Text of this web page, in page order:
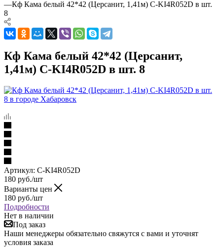
—Кф Кама белый 42*42 (Церсанит, 1,41м) С-KI4R052D в шт.
8
Кф Кама белый 42*42 (Церсанит,
1,41м) С-KI4R052D в шт. 8
Артикул: С-KI4R052D
180 руб./шт
Варианты цен
180 руб./шт
Подробности
Нет в наличии
Под заказ
Наши менеджеры обязательно свяжутся с вами и уточнят
условия заказа